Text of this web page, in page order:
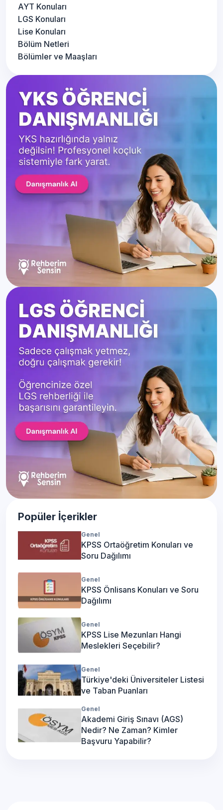
AYT Konuları
LGS Konuları
Lise Konuları
Bölüm Netleri
Bölümler ve Maaşları
Popüler İçerikler
Genel
KPSS Ortaöğretim Konuları ve
Soru Dağılımı
Genel
KPSS Önlisans Konuları ve Soru
Dağılımı
Genel
KPSS Lise Mezunları Hangi
Meslekleri Seçebilir?
Genel
Türkiye'deki Üniversiteler Listesi
ve Taban Puanları
Genel
Akademi Giriş Sınavı (AGS)
Nedir? Ne Zaman? Kimler
Başvuru Yapabilir?